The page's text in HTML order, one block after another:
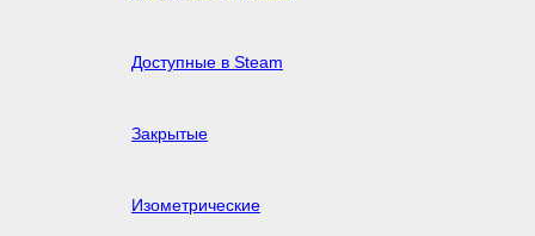
Доступные в Steam
Закрытые
Изометрические